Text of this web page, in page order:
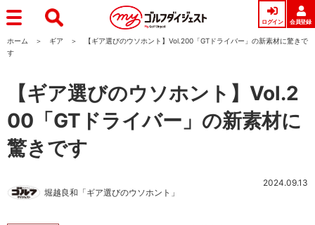
ログイン 会員登録
ホーム ギア
【ギア選びのウソホント】Vol.200「GTドライバー」の新素材に驚きで
す
【ギア選びのウソホント】Vol.2
00「GTドライバー」の新素材に
驚きです
堀越良和「ギア選びのウソホント」
2024.09.13